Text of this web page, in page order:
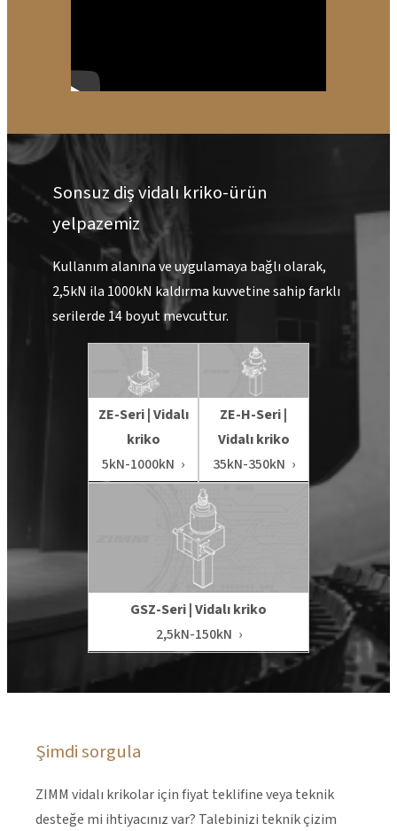
Sonsuz diş vidalı kriko-ürün
yelpazemiz
Kullanım alanına ve uygulamaya bağlı olarak,
2,5kN ila 1000kN kaldırma kuvvetine sahip farklı
serilerde 14 boyut mevcuttur.
ZE-Seri | Vidalı
kriko
5kN-1000kN
ZE-H-Seri |
Vidalı kriko
35kN-350kN
GSZ-Seri | Vidalı kriko
2,5kN-150kN
Şimdi sorgula
ZIMM vidalı krikolar için fiyat teklifine veya teknik
desteğe mi ihtiyacınız var? Talebinizi teknik çizim